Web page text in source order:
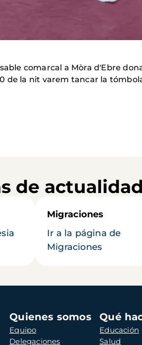
comarcal a Mòra d'Ebre
de la nit varem tancar la
de actualidad
Migraciones
Ir a la página de
Migraciones
Quienes somos
Equipo
Delegaciones
Qué
Educación
Salud